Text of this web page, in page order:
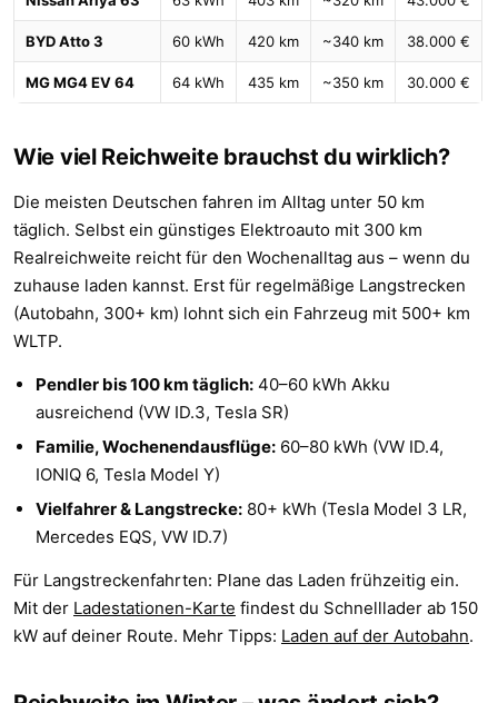
BYD Atto 3 60 kWh 420 km ~340 km 38.000 €
MG MG4 EV 64 64 kWh 435 km ~350 km 30.000 €
Wie viel Reichweite brauchst du wirklich?
Die meisten Deutschen fahren im Alltag unter 50 km
täglich. Selbst ein günstiges Elektroauto mit 300 km
Realreichweite reicht für den Wochenalltag aus – wenn du
zuhause laden kannst. Erst für regelmäßige Langstrecken
(Autobahn, 300+ km) lohnt sich ein Fahrzeug mit 500+ km
WLTP.
Pendler bis 100 km täglich: 40–60 kWh Akku
ausreichend (VW ID.3, Tesla SR)
Familie, Wochenendausflüge: 60–80 kWh (VW ID.4,
IONIQ 6, Tesla Model Y)
Vielfahrer & Langstrecke: 80+ kWh (Tesla Model 3 LR,
Mercedes EQS, VW ID.7)
Für Langstreckenfahrten: Plane das Laden frühzeitig ein.
Mit der Ladestationen-Karte findest du Schnelllader ab 150
kW auf deiner Route. Mehr Tipps: Laden auf der Autobahn.